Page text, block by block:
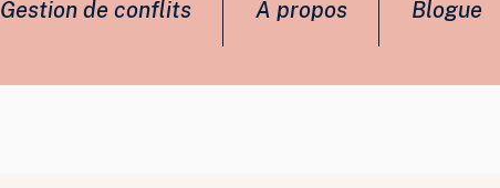
Gestion de conflits À propos Blogue